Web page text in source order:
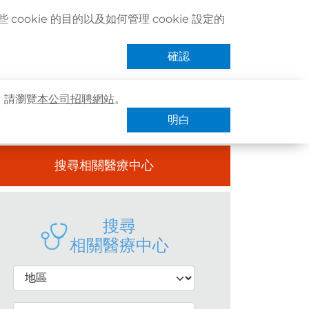
cookie 的目的以及如何管理 cookie 設定的
確認
請瀏覽本公司招聘網站。
明白
聯絡我們 搜尋醫療服務 登記 / 登入 立即預約
搜尋相關醫療中心
搜尋
相關醫療中心